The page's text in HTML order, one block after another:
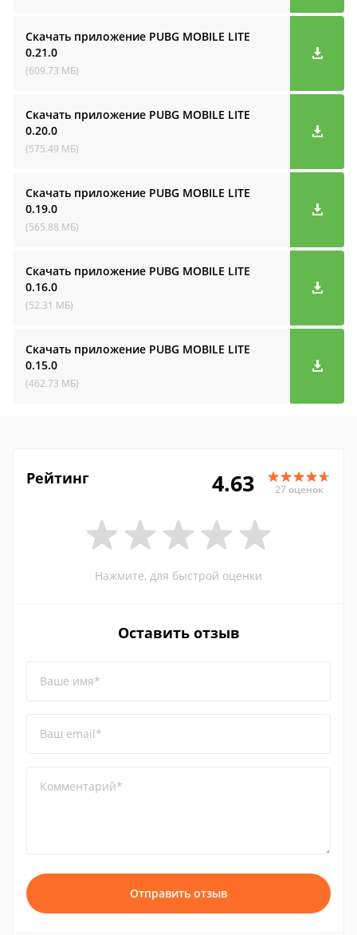
Скачать приложение PUBG MOBILE LITE
0.21.0
(609.73 МБ)
Скачать приложение PUBG MOBILE LITE
0.20.0
(575.49 МБ)
Скачать приложение PUBG MOBILE LITE
0.19.0
(565.88 МБ)
Скачать приложение PUBG MOBILE LITE
0.16.0
(52.31 МБ)
Скачать приложение PUBG MOBILE LITE
0.15.0
(462.73 МБ)
Рейтинг 4.63 27 оценок
Нажмите, для быстрой оценки
Оставить отзыв
Ваше имя*
Ваш email*
Комментарий*
Отправить отзыв